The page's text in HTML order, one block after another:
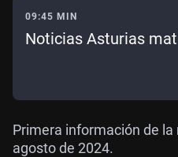
09:45 MIN
Noticias Asturias
Primera información de
agosto de 2024.